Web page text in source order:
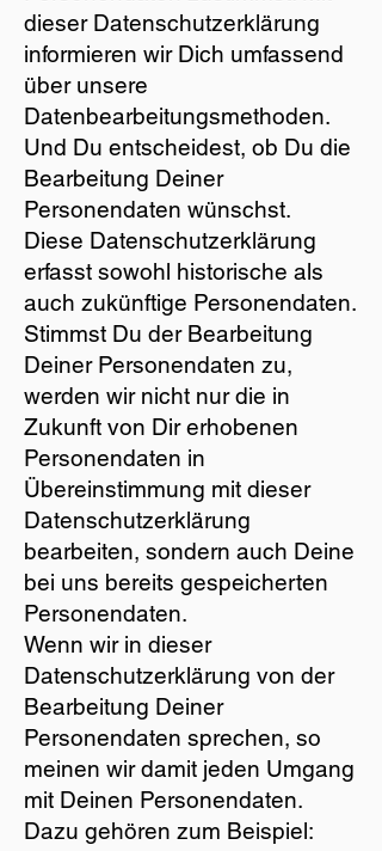
dieser Datenschutzerklärung
informieren wir Dich umfassend
über unsere
Datenbearbeitungsmethoden.
Und Du entscheidest, ob Du die
Bearbeitung Deiner
Personendaten wünschst.
Diese Datenschutzerklärung
erfasst sowohl historische als
auch zukünftige Personendaten.
Stimmst Du der Bearbeitung
Deiner Personendaten zu,
werden wir nicht nur die in
Zukunft von Dir erhobenen
Personendaten in
Übereinstimmung mit dieser
Datenschutzerklärung
bearbeiten, sondern auch Deine
bei uns bereits gespeicherten
Personendaten.
Wenn wir in dieser
Datenschutzerklärung von der
Bearbeitung Deiner
Personendaten sprechen, so
meinen wir damit jeden Umgang
mit Deinen Personendaten.
Dazu gehören zum Beispiel: